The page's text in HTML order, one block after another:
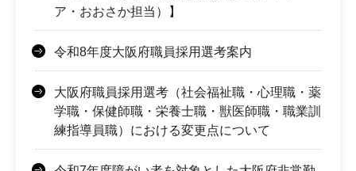
ア・おおさか担当）】
令和8年度大阪府職員採用選考案内
大阪府職員採用選考（社会福祉職・心理職・薬
学職・保健師職・栄養士職・獣医師職・職業訓
練指導員職）における変更点について